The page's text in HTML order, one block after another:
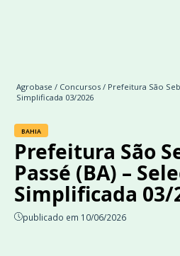
Agrobase / Concursos / Prefeitura São
Simplificada 03/2026
BAHIA
Prefeitura São
Passé (BA) –
Simplificada 03/
publicado em 10/06/2026